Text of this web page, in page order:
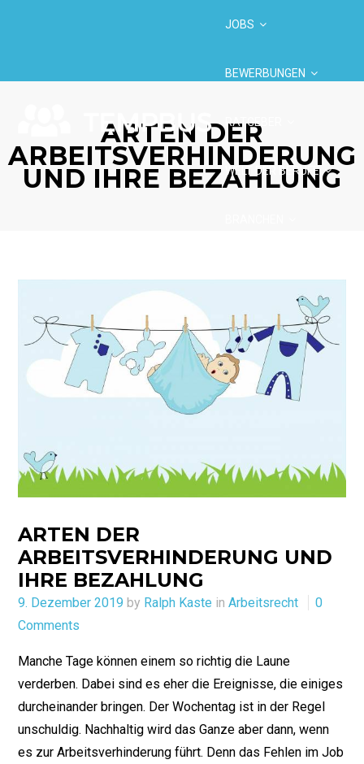
JOBS
BEWERBUNGEN
RATGEBER
WELT DER BERUFE
ARTEN DER
ARBEITSVERHINDERUNG
UND IHRE BEZAHLUNG
ARTEN DER
ARBEITSVERHINDERUNG UND
IHRE BEZAHLUNG
Posted
on
9. Dezember 2019 by Ralph Kaste inArbeitsrecht
0
Comments
Manche Tage können einem so richtig die Laune
verderben. Dabei sind es eher die Ereignisse, die einiges
durcheinander bringen. Der Wochentag ist in der Regel
unschuldig. Nachhaltig wird das Ganze aber dann, wenn
es zur Arbeitsverhinderung führt. Denn das Fehlen im Job